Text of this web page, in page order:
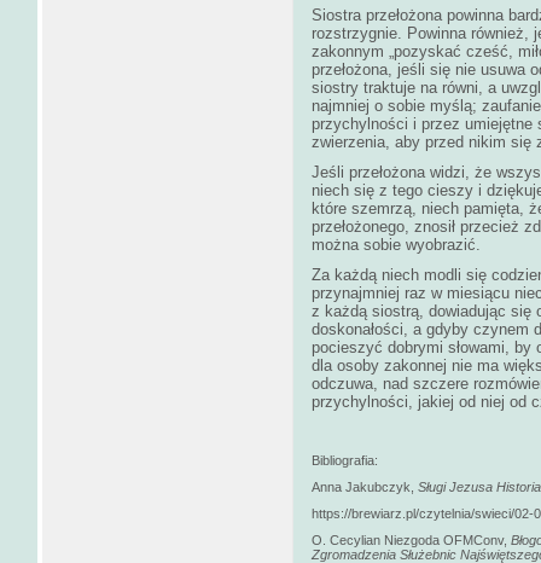
Siostra przełożona powinna
rozstrzygnie. Powinna również,
zakonnym „pozyskać cześć,
przełożona, jeśli się nie usuwa
siostry traktuje na równi, a
najmniej o sobie myślą;
przychylności i przez umiejętne
zwierzenia, aby przed nikim się
Jeśli przełożona widzi, że
niech się z tego cieszy i
które szemrzą, niech pamięta,
przełożonego, znosił przecież
można sobie wyobrazić.
Za każdą niech modli się
przynajmniej raz w miesiącu
z każdą siostrą, dowiadując się
doskonałości, a gdyby czynem
pocieszyć dobrymi słowami, by
dla osoby zakonnej nie ma
odczuwa, nad szczere
przychylności, jakiej od niej od
Bibliografia:
Anna Jakubczyk, Sługi Jezusa
https://brewiarz.pl/czytelnia/swieci/02-
O. Cecylian Niezgoda OFMConv,
Zgromadzenia Służebnic